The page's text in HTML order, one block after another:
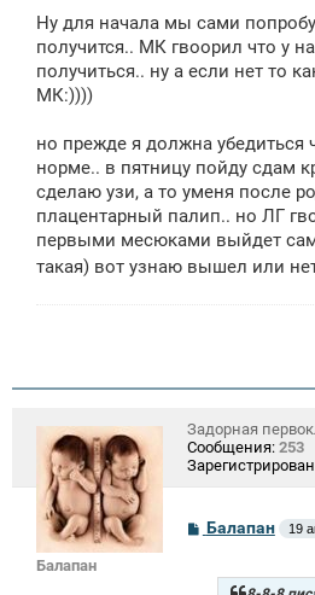
б
щ
н
и
Ну для начала мы сами
получится.. МК гвоорил что у
получиться.. ну а если нет то
МК:))))
но прежде я должна убедиться
норме.. в пятницу пойду сдам
сделаю узи, а то уменя после
плацентарный палип.. но ЛГ
первыми месюками выйдет сам
такая) вот узнаю вышел или
Балапан
Задорная
Сообщения: 253
С
о
Балапан 19